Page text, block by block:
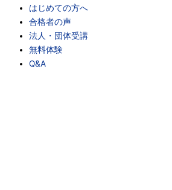
はじめての方へ
合格者の声
法人・団体受講
無料体験
Q&A